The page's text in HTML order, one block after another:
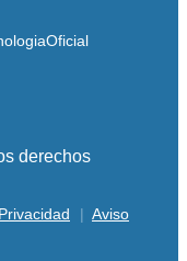
derechos
Aviso